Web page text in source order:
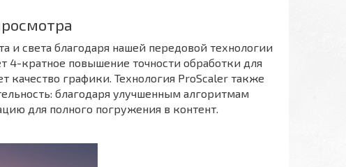
и света благодаря нашей передовой технологии
4-кратное повышение точности обработки для
качество графики. Технология ProScaler также
благодаря улучшенным алгоритмам
для полного погружения в контент.